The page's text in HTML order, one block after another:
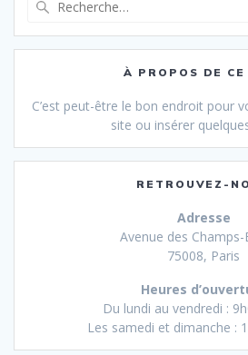
:
À PROPOS DE CE
C’est peut-être le bon endroit pour
site ou insérer
RETROUVEZ-
Adresse
Avenue des Champs-
75008, Paris
Heures
Du lundi au vendredi :
Les samedi et dimanche :